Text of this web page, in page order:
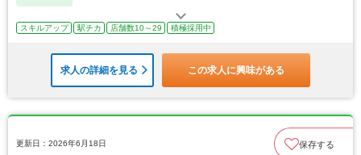
スキルアップ 駅チカ 店舗数10～29 積極採用中
求人の詳細を見る この求人に興味がある
更新日：2026年6月18日 保存する